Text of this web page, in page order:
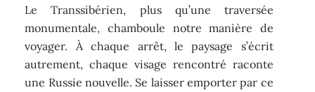
Le Transsibérien, plus qu’une traversée
monumentale, chamboule notre manière de
voyager. À chaque arrêt, le paysage s’écrit
autrement, chaque visage rencontré raconte
une Russie nouvelle. Se laisser emporter par ce